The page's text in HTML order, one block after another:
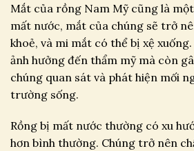
Mắt của rồng Nam Mỹ cũng là
mất nước, mắt của chúng sẽ trở
khoẻ, và mi mắt có thể bị xệ
ảnh hưởng đến thẩm mỹ mà còn
chúng quan sát và phát hiện mối
trường sống.
Rồng bị mất nước thường có xu
hơn bình thường. Chúng trở nên